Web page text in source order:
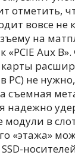
отметить,
вовсе не
на
«PCIE Aux
PC) не
съемная
надежно
в
«этажа»